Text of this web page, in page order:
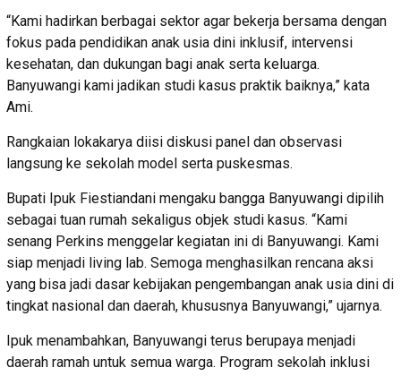
“Kami hadirkan berbagai sektor agar bekerja bersama dengan
fokus pada pendidikan anak usia dini inklusif, intervensi
kesehatan, dan dukungan bagi anak serta keluarga.
Banyuwangi kami jadikan studi kasus praktik baiknya,” kata
Ami.
Rangkaian lokakarya diisi diskusi panel dan observasi
langsung ke sekolah model serta puskesmas.
Bupati Ipuk Fiestiandani mengaku bangga Banyuwangi dipilih
sebagai tuan rumah sekaligus objek studi kasus. “Kami
senang Perkins menggelar kegiatan ini di Banyuwangi. Kami
siap menjadi living lab. Semoga menghasilkan rencana aksi
yang bisa jadi dasar kebijakan pengembangan anak usia dini di
tingkat nasional dan daerah, khususnya Banyuwangi,” ujarnya.
Ipuk menambahkan, Banyuwangi terus berupaya menjadi
daerah ramah untuk semua warga. Program sekolah inklusi